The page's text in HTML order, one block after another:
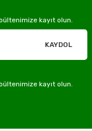
kayıt olun.
KAYDOL
kayıt olun.